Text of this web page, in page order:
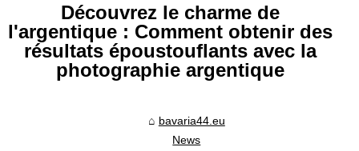
Découvrez le charme de
l'argentique : Comment obtenir des
résultats époustouflants avec la
photographie argentique
bavaria44.eu
News